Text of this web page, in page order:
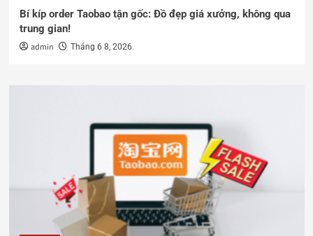
Bí kíp order Taobao tận gốc: Đồ đẹp giá xưởng, không qua
trung gian!
admin Tháng 6 8, 2026